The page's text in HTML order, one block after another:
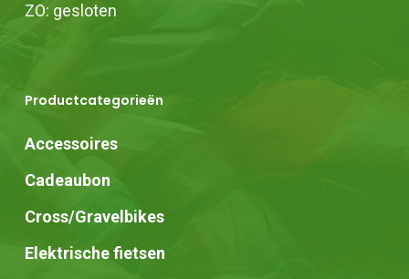
ZO: gesloten
Productcategorieën
Accessoires
Cadeaubon
Cross/Gravelbikes
Elektrische fietsen